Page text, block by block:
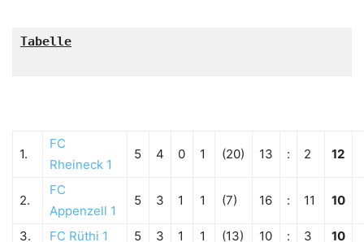
Tabelle
1.
FC
Rheineck 1
5 4 0 1 (20) 13 : 2 12
2.
FC
Appenzell 1
5 3 1 1 (7) 16 : 11 10
3. FC Rüthi 1 5 3 1 1 (13) 10 : 3 10